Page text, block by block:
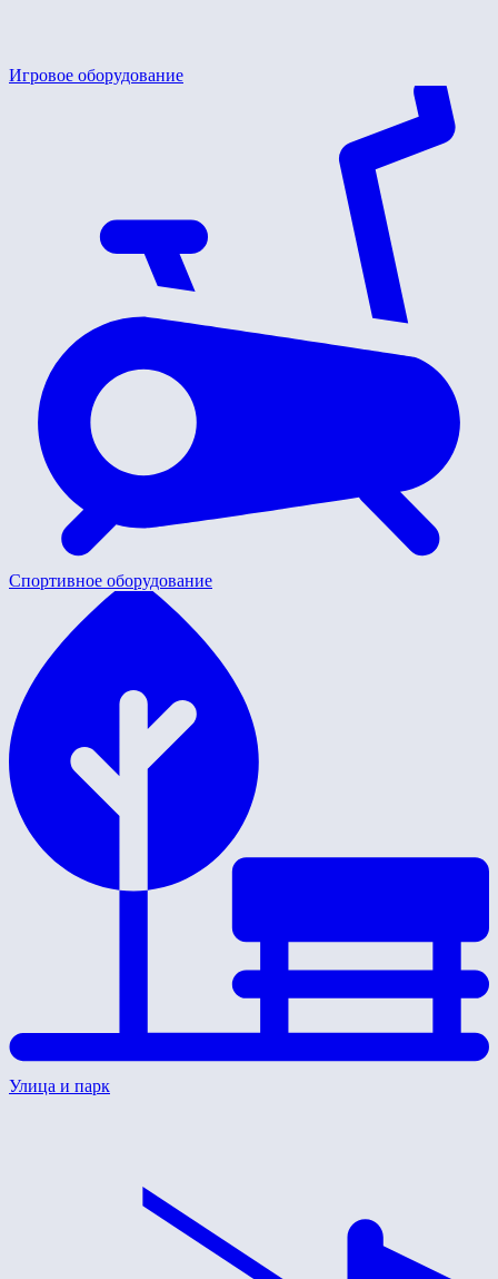
Игровое оборудование
Спортивное оборудование
Улица и парк